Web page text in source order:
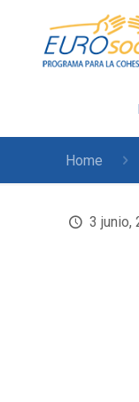
Home
3 junio,